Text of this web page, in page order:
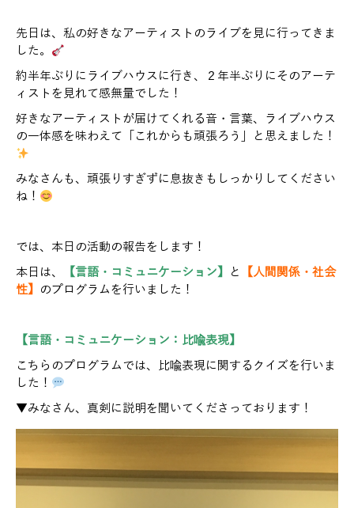
先日は、私の好きなアーティストのライブを見に行ってきま
した。
約半年ぶりにライブハウスに行き、２年半ぶりにそのアーテ
ィストを見れて感無量でした！
好きなアーティストが届けてくれる音・言葉、ライブハウス
の一体感を味わえて「これからも頑張ろう」と思えました！
みなさんも、頑張りすぎずに息抜きもしっかりしてください
ね！
では、本日の活動の報告をします！
本日は、
【言語・コミュニケーション】 と
【人間関係・社会
性】
のプログラムを行いました！
【言語・コミュニケーション：比喩表現】
こちらのプログラムでは、比喩表現に関するクイズを行いま
した！
▼みなさん、真剣に説明を聞いてくださっております！